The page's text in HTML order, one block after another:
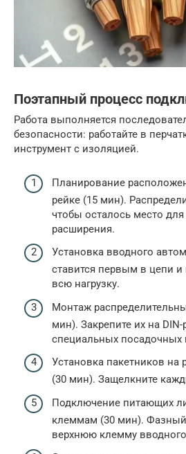
Поэтапный процесс
Работа выполняется
безопасности: работайте в
инструмент с изоляцией.
Планирование
рейке (15 мин).
чтобы осталось место
расширения.
Установка вводного
ставится первым в цепи и
всю нагрузку.
Монтаж
мин). Закрепите их на
специальных посадочных
Установка пакетников на
(30 мин). Защелкните
Подключение питающих
клеммам (30 мин). Фазный
верхнюю клемму